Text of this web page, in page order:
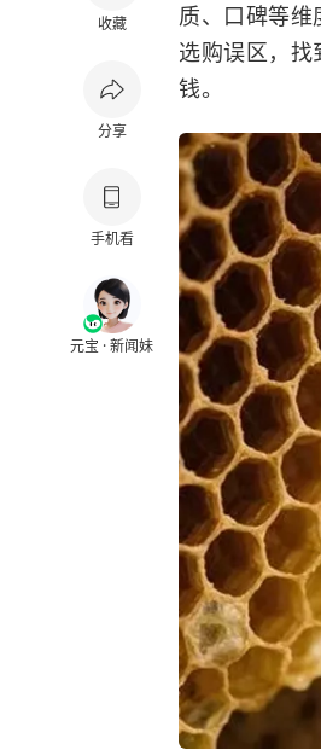
收藏
分享
手机看
元宝 · 新闻妹
质、口碑等
选购误区，
钱。